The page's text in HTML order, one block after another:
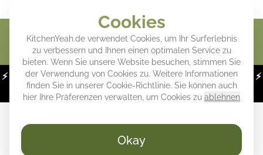
Cookies
KitchenYeah.de verwendet Cookies, um Ihr Surferlebnis
zu verbessern und Ihnen einen optimalen Service zu
bieten. Wenn Sie unsere Website besuchen, stimmen Sie
der Verwendung von Cookies zu. Weitere Informationen
finden Sie in unserer Cookie-Richtlinie. Sie können auch
hier Ihre Präferenzen verwalten, um Cookies zu ablehnen
Okay
⚡ WOCHENDEALS:Bis zu 43 % Rabatt auf unsere Favoriten! ⚡
Nur noch 07 Stunden und 32:07 übrig
RÜCKSENDUNGEN